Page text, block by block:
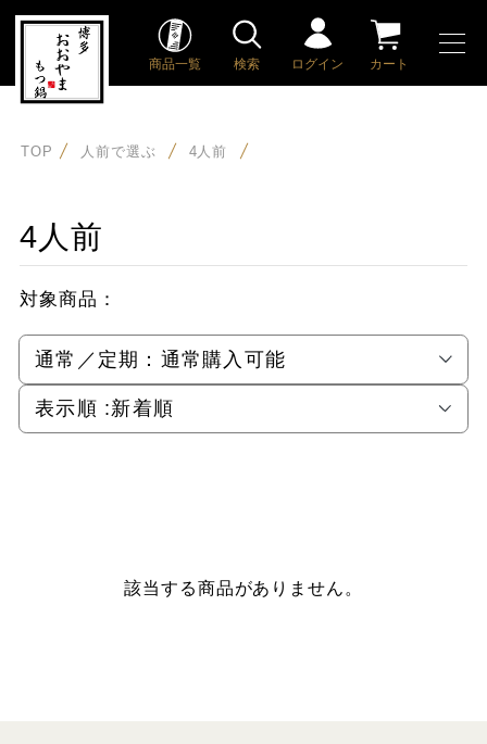
商品一覧 検索 ログイン カート
TOP 人前で選ぶ 4人前
4人前
対象商品：
通常／定期： 通常購入可能
表示順 :新着順
該当する商品がありません。